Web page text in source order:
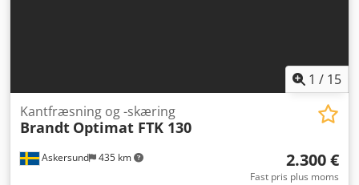
1 / 15
Askersund 435 km
Kantfræsning og -skæring
Brandt Optimat FTK 130
2.300 €
Fast pris plus moms